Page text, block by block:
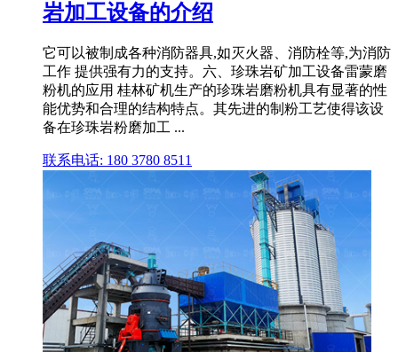
岩加工设备的介绍
它可以被制成各种消防器具,如灭火器、消防栓等,为消防
工作 提供强有力的支持。六、珍珠岩矿加工设备雷蒙磨
粉机的应用 桂林矿机生产的珍珠岩磨粉机具有显著的性
能优势和合理的结构特点。其先进的制粉工艺使得该设
备在珍珠岩粉磨加工 ...
联系电话: 180 3780 8511